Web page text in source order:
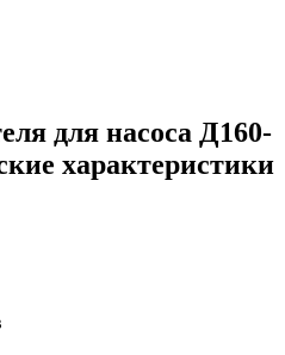
для насоса Д160-
характеристики